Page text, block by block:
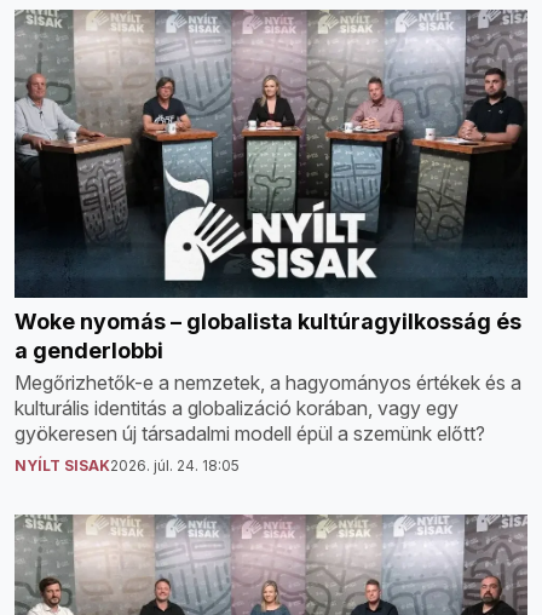
Woke nyomás – globalista kultúragyilkosság és
a genderlobbi
Megőrizhetők-e a nemzetek, a hagyományos értékek és a
kulturális identitás a globalizáció korában, vagy egy
gyökeresen új társadalmi modell épül a szemünk előtt?
NYÍLT SISAK2026. júl. 24. 18:05